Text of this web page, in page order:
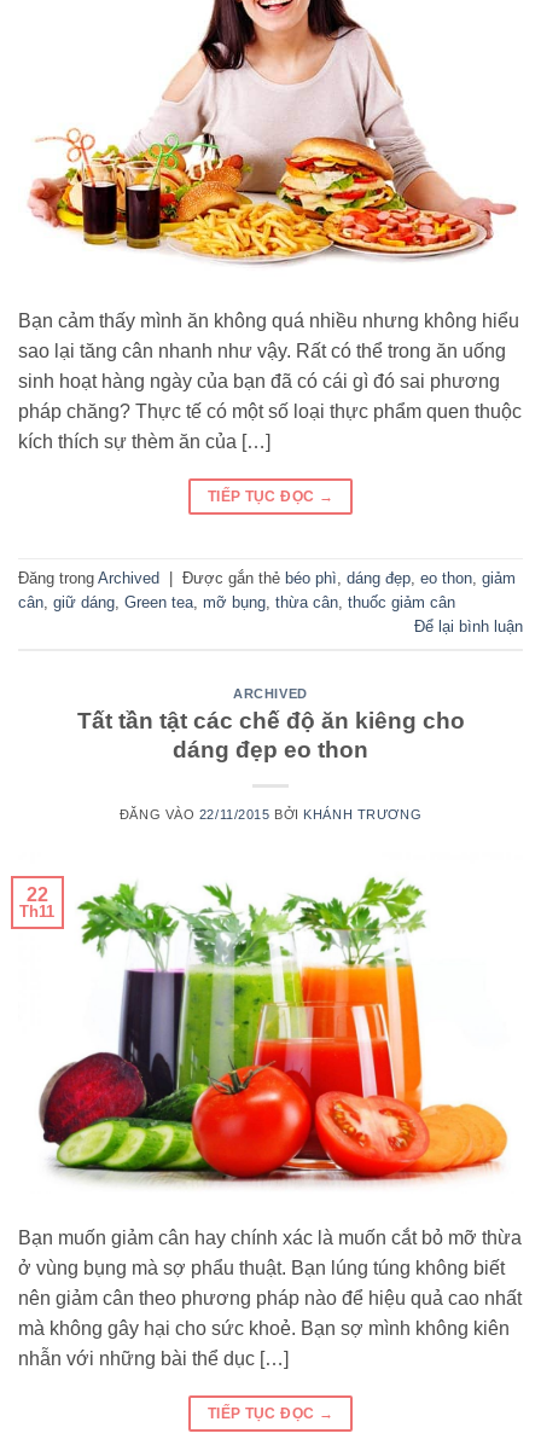
Bạn cảm thấy mình ăn không quá nhiều nhưng không hiểu
sao lại tăng cân nhanh như vậy. Rất có thể trong ăn uống
sinh hoạt hàng ngày của bạn đã có cái gì đó sai phương
pháp chăng? Thực tế có một số loại thực phẩm quen thuộc
kích thích sự thèm ăn của […]
TIẾP TỤC ĐỌC →
Đăng trong Archived Được gắn thẻ béo phì, dáng đẹp, eo thon, giảm
cân, giữ dáng, Green tea, mỡ bụng, thừa cân, thuốc giảm cân
Để lại bình luận
ARCHIVED
Tất tần tật các chế độ ăn kiêng cho
dáng đẹp eo thon
ĐĂNG VÀO 22/11/2015 BỞI KHÁNH TRƯƠNG
22
Th11
Bạn muốn giảm cân hay chính xác là muốn cắt bỏ mỡ thừa
ở vùng bụng mà sợ phẩu thuật. Bạn lúng túng không biết
nên giảm cân theo phương pháp nào để hiệu quả cao nhất
mà không gây hại cho sức khoẻ. Bạn sợ mình không kiên
nhẫn với những bài thể dục […]
TIẾP TỤC ĐỌC →